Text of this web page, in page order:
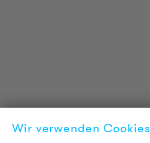
Karriere
Wir verwenden Cookies